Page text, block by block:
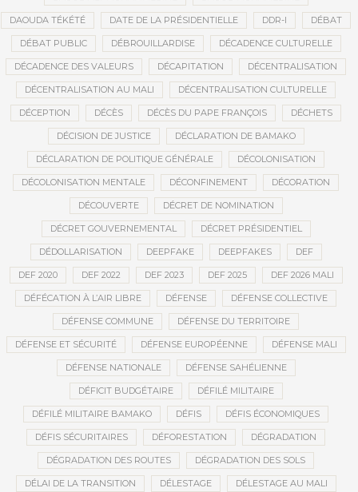
DAOUDA TÉKÉTÉ DATE DE LA PRÉSIDENTIELLE DDR-I DÉBAT
DÉBAT PUBLIC DÉBROUILLARDISE DÉCADENCE CULTURELLE
DÉCADENCE DES VALEURS DÉCAPITATION DÉCENTRALISATION
DÉCENTRALISATION AU MALI DÉCENTRALISATION CULTURELLE
DÉCEPTION DÉCÈS DÉCÈS DU PAPE FRANÇOIS DÉCHETS
DÉCISION DE JUSTICE DÉCLARATION DE BAMAKO
DÉCLARATION DE POLITIQUE GÉNÉRALE DÉCOLONISATION
DÉCOLONISATION MENTALE DÉCONFINEMENT DÉCORATION
DÉCOUVERTE DÉCRET DE NOMINATION
DÉCRET GOUVERNEMENTAL DÉCRET PRÉSIDENTIEL
DÉDOLLARISATION DEEPFAKE DEEPFAKES DEF
DEF 2020 DEF 2022 DEF 2023 DEF 2025 DEF 2026 MALI
DÉFÉCATION À L’AIR LIBRE DÉFENSE DÉFENSE COLLECTIVE
DÉFENSE COMMUNE DÉFENSE DU TERRITOIRE
DÉFENSE ET SÉCURITÉ DÉFENSE EUROPÉENNE DÉFENSE MALI
DÉFENSE NATIONALE DÉFENSE SAHÉLIENNE
DÉFICIT BUDGÉTAIRE DÉFILÉ MILITAIRE
DÉFILÉ MILITAIRE BAMAKO DÉFIS DÉFIS ÉCONOMIQUES
DÉFIS SÉCURITAIRES DÉFORESTATION DÉGRADATION
DÉGRADATION DES ROUTES DÉGRADATION DES SOLS
DÉLAI DE LA TRANSITION DÉLESTAGE DÉLESTAGE AU MALI